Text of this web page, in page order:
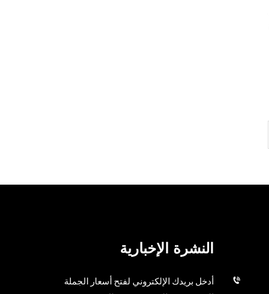
النشرة الإخبارية
أدخل بريدك الإلكتروني لفتح أسعار الجملة